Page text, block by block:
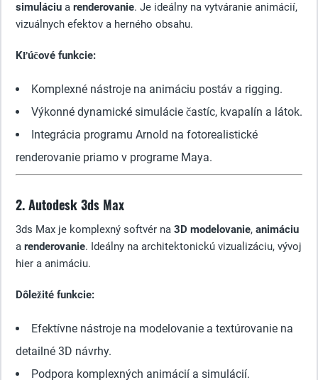
simuláciu a renderovanie. Je ideálny na vytváranie animácií,
vizuálnych efektov a herného obsahu.
Kľúčové funkcie:
Komplexné nástroje na animáciu postáv a rigging.
Výkonné dynamické simulácie častíc, kvapalín a látok.
Integrácia programu Arnold na fotorealistické
renderovanie priamo v programe Maya.
2. Autodesk 3ds Max
3ds Max je komplexný softvér na 3D modelovanie, animáciu
a renderovanie. Ideálny na architektonickú vizualizáciu, vývoj
hier a animáciu.
Dôležité funkcie:
Efektívne nástroje na modelovanie a textúrovanie na
detailné 3D návrhy.
Podpora komplexných animácií a simulácií.